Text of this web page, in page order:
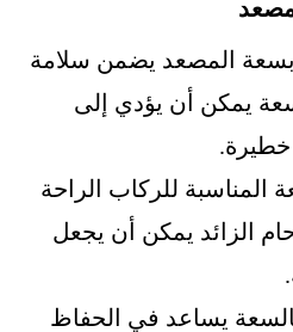
بسعة المصعد يضمن سلامة
يمكن أن يؤدي إلى
خطيرة.
المناسبة للركاب الراحة
الزائد يمكن أن يجعل
بالسعة يساعد في الحفاظ